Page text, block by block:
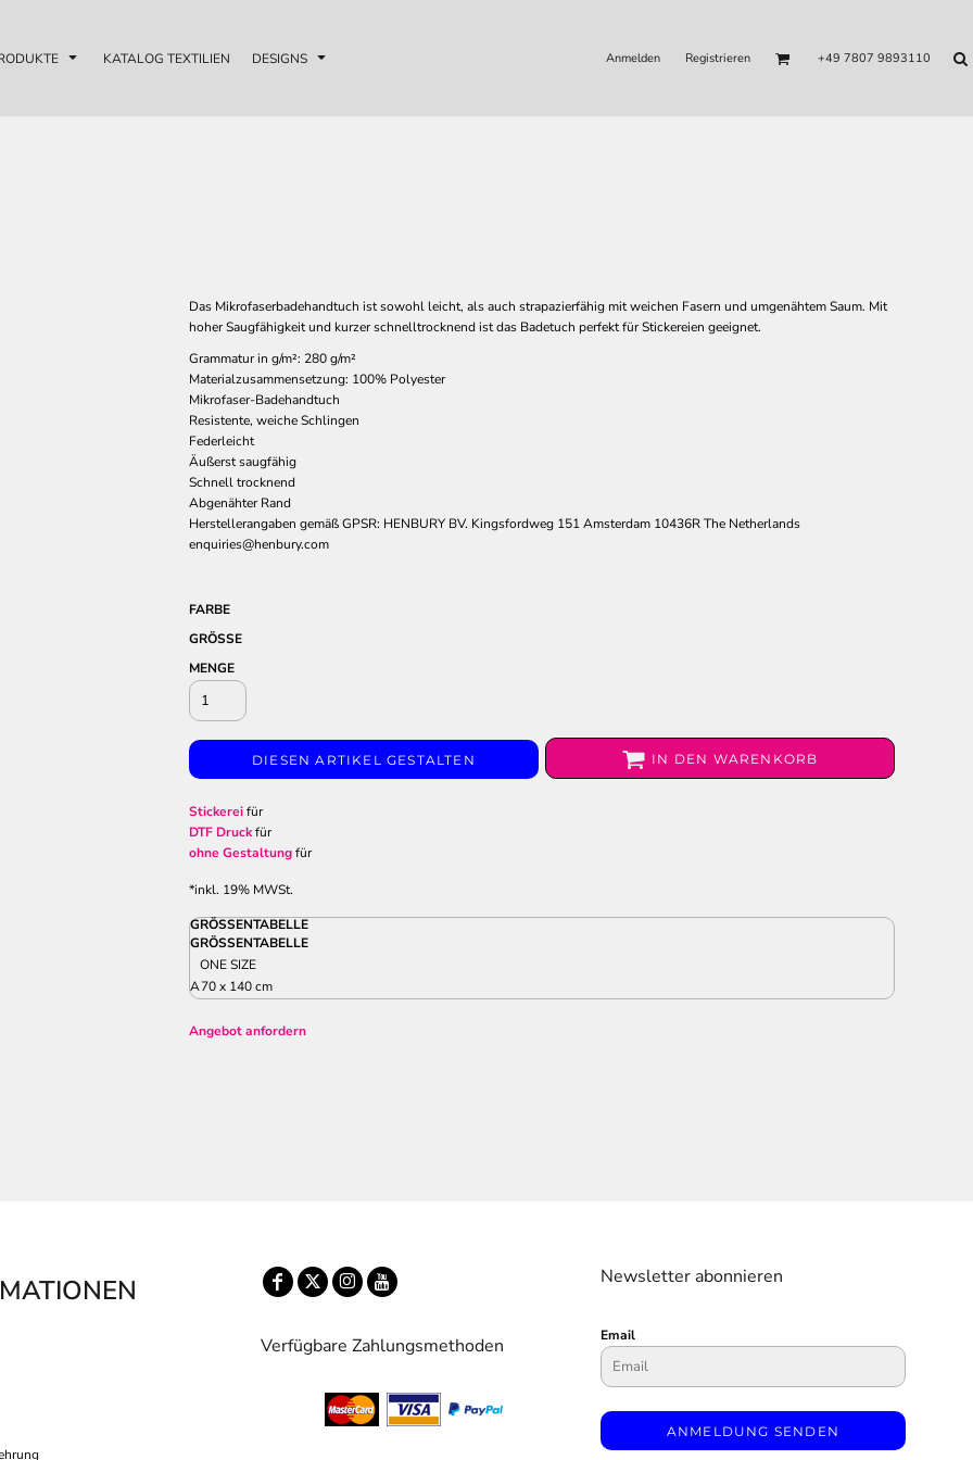
KATALOG TEXTILIEN DESIGNS Anmelden Registrieren +49 7807 9893110
Das Mikrofaserbadehandtuch ist sowohl leicht, als auch strapazierfähig mit weichen Fasern und umgenähtem Saum. Mit
hoher Saugfähigkeit und kurzer schnelltrocknend ist das Badetuch perfekt für Stickereien geeignet.
Grammatur in g/m²: 280 g/m²
Materialzusammensetzung: 100% Polyester
Mikrofaser-Badehandtuch
Resistente, weiche Schlingen
Federleicht
Äußerst saugfähig
Schnell trocknend
Abgenähter Rand
Herstellerangaben gemäß GPSR: HENBURY BV. Kingsfordweg 151 Amsterdam 10436R The Netherlands
enquiries@henbury.com
FARBE
GRÖSSE
MENGE
DIESEN ARTIKEL GESTALTEN IN DEN WARENKORB
Stickereifür
DTF Druckfür
ohne Gestaltungfür
*inkl. 19% MWSt.
GRÖSSENTABELLE
GRÖSSENTABELLE
ONE SIZE
A70 x 140 cm
Angebot anfordern
Verfügbare Zahlungsmethoden
Newsletter abonnieren
Email
ANMELDUNG SENDEN